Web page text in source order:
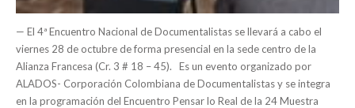
— El 4ª Encuentro Nacional de Documentalistas se llevará a cabo el
viernes 28 de octubre de forma presencial en la sede centro de la
Alianza Francesa (Cr. 3 # 18 – 45). Es un evento organizado por
ALADOS- Corporación Colombiana de Documentalistas y se integra
en la programación del Encuentro Pensar lo Real de la 24 Muestra